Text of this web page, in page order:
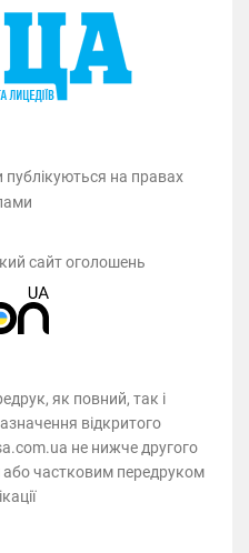
публікуються на правах
сайт оголошень
як повний, так і
відкритого
не нижче другого
або частковим передруком